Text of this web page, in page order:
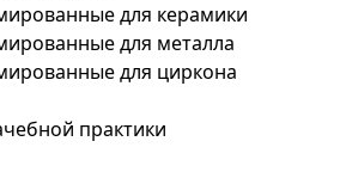
для керамики
для металла
для циркона
практики